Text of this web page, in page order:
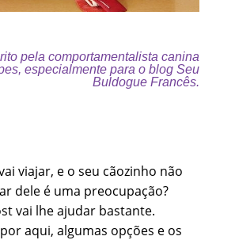
pela comportamentalista canina
,especialmente para o blog Seu
Buldogue Francês.
viajar, e o seu cãozinho não
dele é uma preocupação?
vai lhe ajudar bastante.
aqui, algumas opções e os